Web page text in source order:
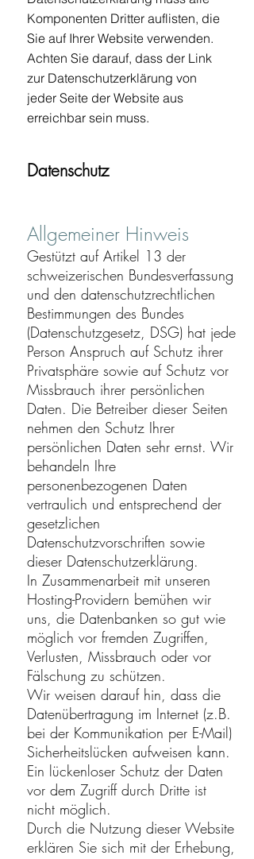
Komponenten Dritter auflisten, die
Sie auf Ihrer Website verwenden.
Achten Sie darauf, dass der Link
zur Datenschutzerklärung von
jeder Seite der Website aus
erreichbar sein muss.
Datenschutz
Allgemeiner Hinweis
Gestützt auf Artikel 13 der
schweizerischen Bundesverfassung
und den datenschutzrechtlichen
Bestimmungen des Bundes
(Datenschutzgesetz, DSG) hat jede
Person Anspruch auf Schutz ihrer
Privatsphäre sowie auf Schutz vor
Missbrauch ihrer persönlichen
Daten. Die Betreiber dieser Seiten
nehmen den Schutz Ihrer
persönlichen Daten sehr ernst. Wir
behandeln Ihre
personenbezogenen Daten
vertraulich und entsprechend der
gesetzlichen
Datenschutzvorschriften sowie
dieser Datenschutzerklärung.
In Zusammenarbeit mit unseren
Hosting-Providern bemühen wir
uns, die Datenbanken so gut wie
möglich vor fremden Zugriffen,
Verlusten, Missbrauch oder vor
Fälschung zu schützen.
Wir weisen darauf hin, dass die
Datenübertragung im Internet (z.B.
bei der Kommunikation per E-Mail)
Sicherheitslücken aufweisen kann.
Ein lückenloser Schutz der Daten
vor dem Zugriff durch Dritte ist
nicht möglich.
Durch die Nutzung dieser Website
erklären Sie sich mit der Erhebung,